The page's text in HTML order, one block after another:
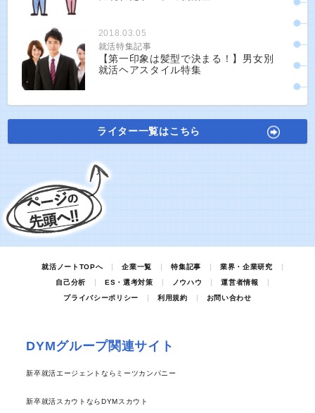
2018.03.05
就活特集記事
【第一印象は髪型で決まる！】男女別
就活ヘアスタイル特集
ライター一覧はこちら
就活ノートTOPへ 企業一覧 特集記事
業界・企業研究
自己分析
ES・選考対策 ノウハウ
運営者情報
プライバシーポリシー
利用規約 お問い合わせ
DYMグループ関連サイト
新卒就活エージェントならミーツカンパニー
新卒就活スカウトならDYMスカウト